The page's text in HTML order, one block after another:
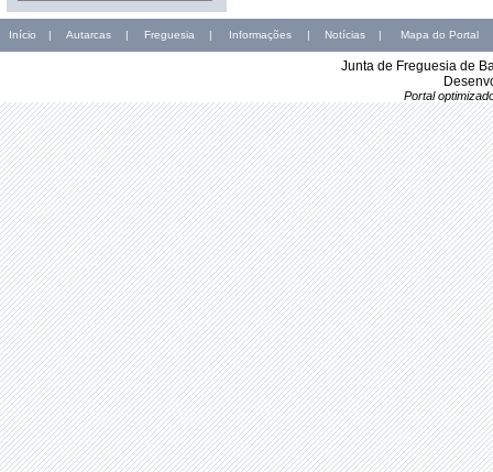
Início | Autarcas | Freguesia | Informações | Notícias | Mapa do Portal
Junta de Freguesia de
Portal